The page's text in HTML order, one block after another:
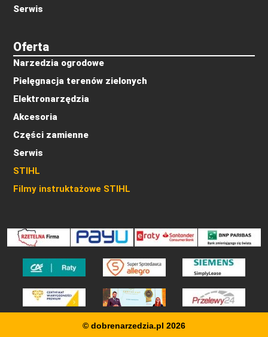
Oferta
Narzedzia ogrodowe
Pielęgnacja terenów zielonych
Elektronarzędzia
Akcesoria
Części zamienne
Serwis
STIHL
Filmy instruktażowe STIHL
Serwis
© dobrenarzedzia.pl 2026